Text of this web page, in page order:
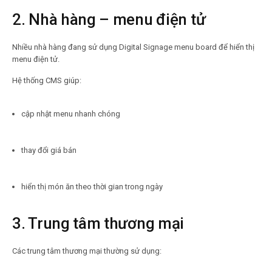
2. Nhà hàng – menu điện tử
Nhiều nhà hàng đang sử dụng Digital Signage menu board để hiển thị
menu điện tử.
Hệ thống CMS giúp:
cập nhật menu nhanh chóng
thay đổi giá bán
hiển thị món ăn theo thời gian trong ngày
3. Trung tâm thương mại
Các trung tâm thương mại thường sử dụng: